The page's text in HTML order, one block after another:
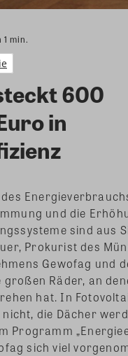
min.
600
in
und die
sind aus
Prokurist des
Gewofag und
Räder, an
hat. In
die Dächer
Programm
sich viel